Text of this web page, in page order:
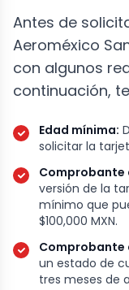
Antes de
Aeroméxico
con algunos
continuación,
Edad mínima:
solicitar la
Comprobante
versión de la
mínimo que
$100,000 MXN.
Comprobante
un estado de
tres meses de